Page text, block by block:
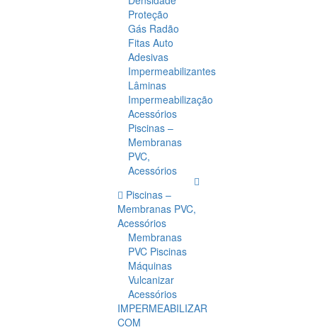
Proteção
Gás Radão
Fitas Auto
Adesivas
Impermeabilizantes
Lâminas
Impermeabilização
Acessórios
Piscinas –
Membranas
PVC,
Acessórios
Piscinas –
Membranas PVC,
Acessórios
Membranas
PVC Piscinas
Máquinas
Vulcanizar
Acessórios
IMPERMEABILIZAR
COM